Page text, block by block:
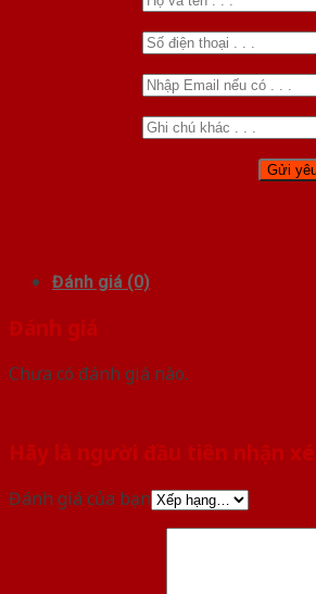
Đánh giá (0)
Đánh giá
Chưa có đánh giá nào.
Hãy là người đầu tiên nhận
Đánh giá của bạn